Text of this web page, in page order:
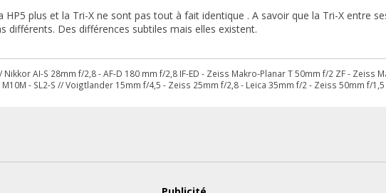
HP5 plus et la Tri-X ne sont pas tout à fait identique . A savoir que la Tri-X entre
différents. Des différences subtiles mais elles existent.
Nikkor AI-S 28mm f/2,8 - AF-D 180 mm f/2,8 IF-ED - Zeiss Makro-Planar T 50mm f/2 ZF - Zeiss
M10M - SL2-S // Voigtlander 15mm f/4,5 - Zeiss 25mm f/2,8 - Leica 35mm f/2 - Zeiss 50mm f/